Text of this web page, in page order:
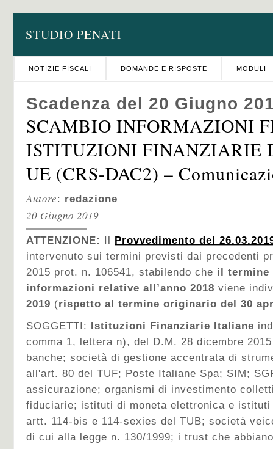
STUDIO PENATI
NOTIZIE FISCALI DOMANDE E RISPOSTE MODULI
Scadenza del 20 Giugno
SCAMBIO INFORMAZIONI
ISTITUZIONI FINANZIARIE
UE (CRS-DAC2) –
Autore: redazione
20 Giugno 2019
ATTENZIONE: Il Provvedimento del
intervenuto sui termini previsti dai precedenti
2015 prot. n. 106541, stabilendo che il termine
informazioni relative all’anno 2018 viene
2019 (rispetto al termine originario del 30
SOGGETTI: Istituzioni Finanziarie Italiane
comma 1, lettera n), del D.M. 28 dicembre
banche; società di gestione accentrata di
all'art. 80 del TUF; Poste Italiane Spa; SIM;
assicurazione; organismi di investimento
fiduciarie; istituti di moneta elettronica e istituti
artt. 114-bis e 114-sexies del TUB; società
di cui alla legge n. 130/1999; i trust che